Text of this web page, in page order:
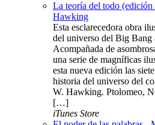
La teoría del todo (edición
Hawking
Esta esclarecedora obra
del universo del Big Bang
Acompañada de
una serie de magníficas
esta nueva edición las
historia del universo del
W. Hawking. Ptolomeo,
[…]
iTunes Store